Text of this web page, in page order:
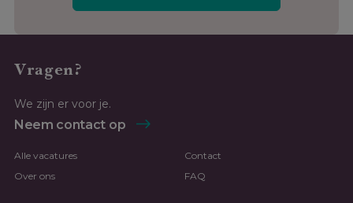
Vragen?
We zijn er voor je.
Neem contact op
Alle vacatures
Contact
Over ons
FAQ